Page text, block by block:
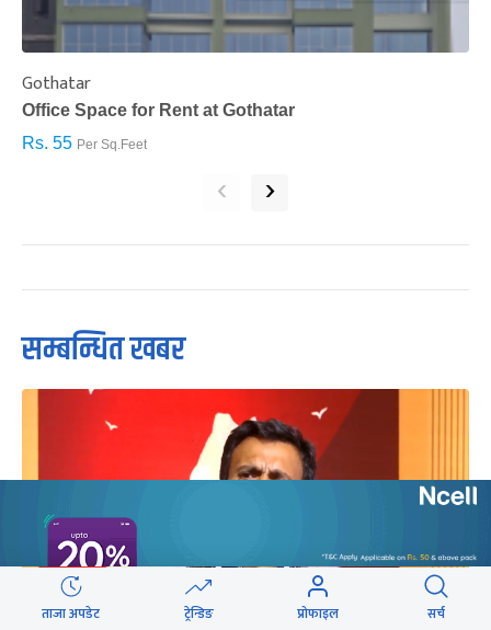
Gothatar
Office Space for Rent at Gothatar
Rs. 55 Per Sq.Feet
‹ ›
सम्बन्धित खबर
ताजा अपडेट ट्रेन्डिङ प्रोफाइल सर्च